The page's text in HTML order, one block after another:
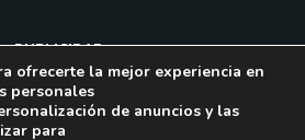
PUBLICIDAD
ofrecerte la mejor experiencia en
personales
de anuncios y las
para